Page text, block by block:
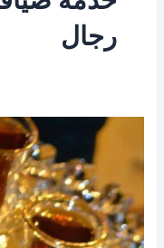
رجال
نسائي
الكويت
|55929221|
النوبى